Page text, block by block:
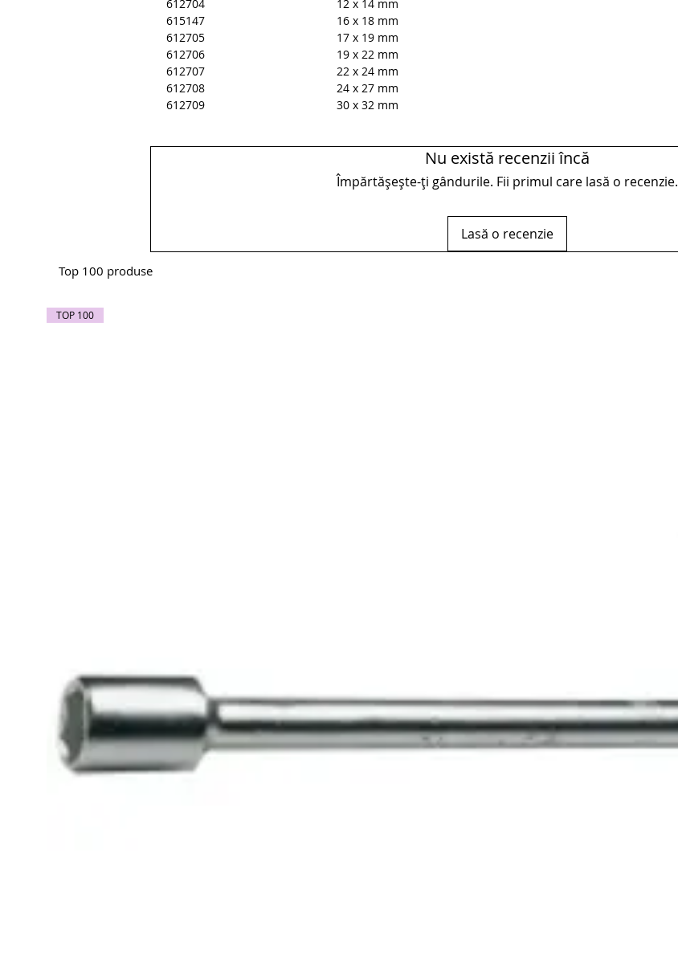
612704
12 x 14 mm
615147
16 x 18 mm
612705
17 x 19 mm
612706
19 x 22 mm
612707
22 x 24 mm
612708
24 x 27 mm
612709
30 x 32 mm
Nu există recenzii încă
Împărtășește-ți gândurile. Fii primul care lasă o recenzie.
Lasă o recenzie
Top 100 produse
TOP 100